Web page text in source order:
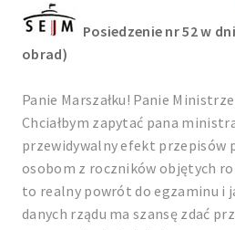
Posiedzenie nr 52 w
obrad)
Panie Marszałku! Panie
Chciałbym zapytać pana
przewidywalny efekt przepisów
osobom z roczników objętych
to realny powrót do egzaminu i
danych rządu ma szansę zdać